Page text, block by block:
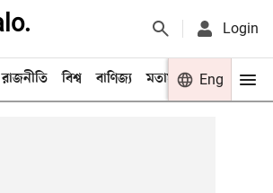
Login
রাজনীতি বিশ্ব বাণিজ্য মতামত খেলা
Eng